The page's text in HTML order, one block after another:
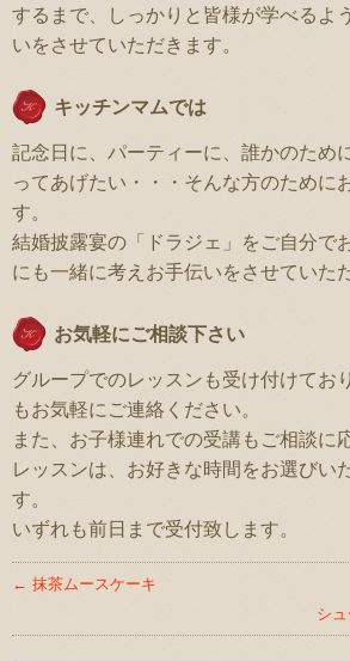
するまで、しっかりと皆様が学べるよ
いをさせていただきます。
キッチンマムでは
記念日に、パーティーに、誰かのため
ってあげたい・・・そんな方のために
す。
結婚披露宴の「ドラジェ」をご自分で
にも一緒に考えお手伝いをさせていた
お気軽にご相談下さい
グループでのレッスンも受け付けてお
もお気軽にご連絡ください。
また、お子様連れでの受講もご相談に
レッスンは、お好きな時間をお選びい
す。
いずれも前日まで受付致します。
← 抹茶ムースケーキ
シ